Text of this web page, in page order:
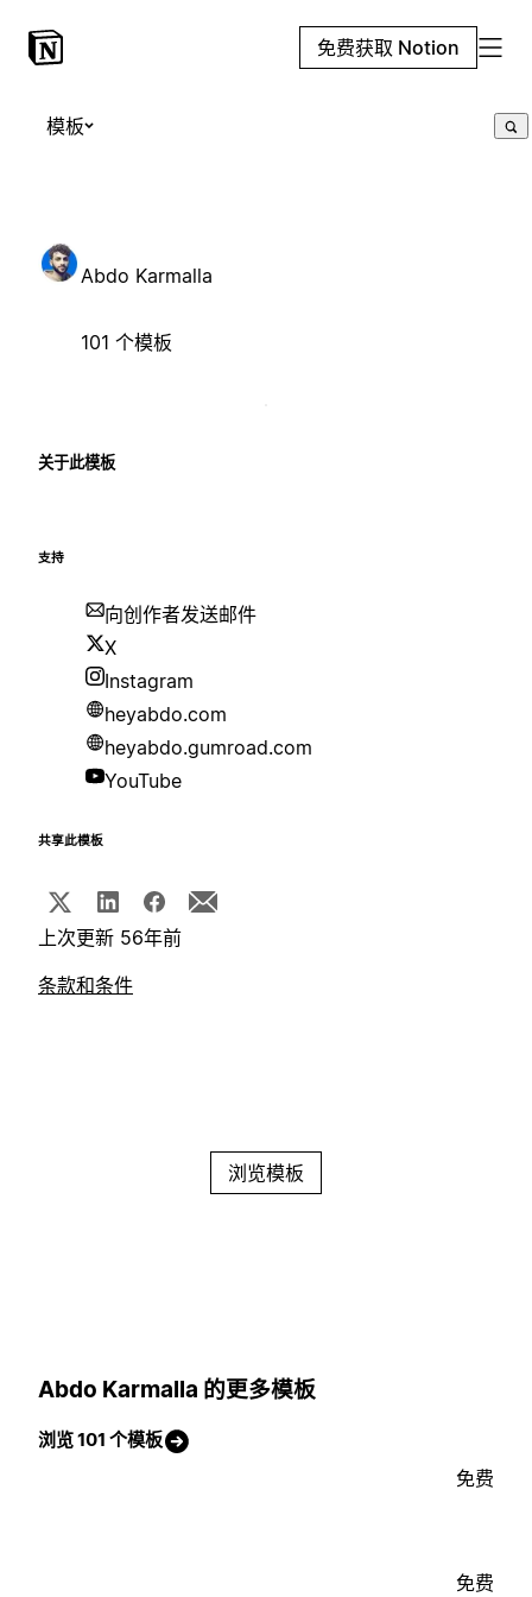
免费获取 Notion
模板
Abdo Karmalla
101 个模板
关于此模板
支持
向创作者发送邮件
X
Instagram
heyabdo.com
heyabdo.gumroad.com
YouTube
共享此模板
上次更新 56年前
条款和条件
浏览模板
Abdo Karmalla 的更多模板
浏览 101 个模板
免费
免费